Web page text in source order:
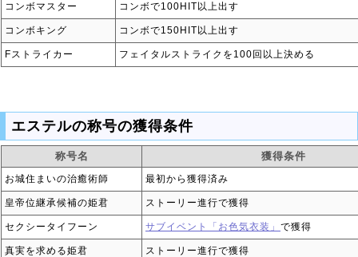
コンボマスター コンボで100HIT以上出す
コンボキング コンボで150HIT以上出す
Fストライカー フェイタルストライクを100回以上決める
エステルの称号の獲得条件
称号名 獲得条件
お城住まいの治癒術師 最初から獲得済み
皇帝位継承候補の姫君 ストーリー進行で獲得
セクシータイフーン サブイベント「お色気衣装」 で獲得
真実を求める姫君 ストーリー進行で獲得